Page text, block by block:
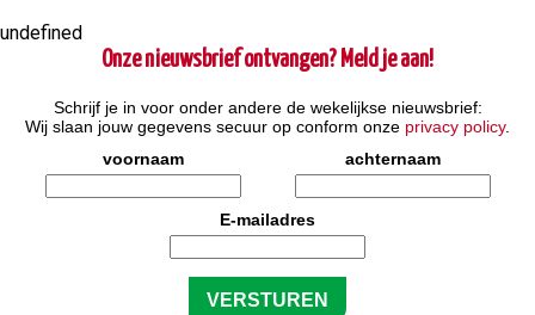
undefined
Onze nieuwsbrief ontvangen? Meld je aan!
Schrijf je in voor onder andere de wekelijkse nieuwsbrief:
Wij slaan jouw gegevens secuur op conform onze privacy policy.
voornaam
achternaam
E-mailadres